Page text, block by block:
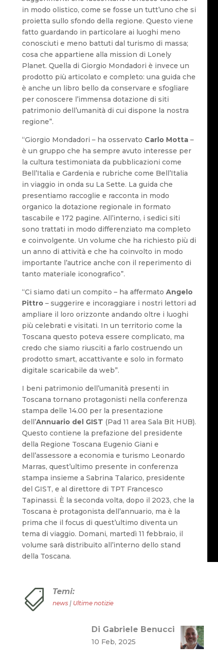
in modo olistico, come se fosse un tutt’uno che si
proietta sullo sfondo della regione. Questo viene
fatto guardando in particolare ai luoghi meno
conosciuti e meno battuti dal turismo di massa;
cosa che appartiene alla mission di Lonely
Planet. Quella di Giorgio Mondadori è invece un
prodotto più articolato e completo: una guida che
è anche un libro bello da conservare e sfogliare
per conoscere l’immensa dotazione di siti
patrimonio dell’umanità di cui dispone la nostra
regione”.
“Giorgio Mondadori – ha osservato Carlo Motta–
è un gruppo che ha sempre avuto interesse per
la cultura testimoniata da pubblicazioni come
Bell’Italia e Gardenia e rubriche come Bell’Italia
in viaggio in onda su La Sette. La guida che
presentiamo raccoglie e racconta in modo
organico la dotazione regionale in formato
tascabile e 172 pagine. All’interno, i sedici siti
sono trattati in modo differenziato ma completo
e coinvolgente. Un volume che ha richiesto più di
un anno di attività e che ha coinvolto in modo
importante l’autrice anche con il reperimento di
tanto materiale iconografico”.
“Ci siamo dati un compito – ha affermato Angelo
Pittro– suggerire e incoraggiare i nostri lettori ad
ampliare il loro orizzonte andando oltre i luoghi
più celebrati e visitati. In un territorio come la
Toscana questo poteva essere complicato, ma
credo che siamo riusciti a farlo costruendo un
prodotto smart, accattivante e solo in formato
digitale scaricabile da web”.
I beni patrimonio dell’umanità presenti in
Toscana tornano protagonisti nella conferenza
stampa delle 14.00 per la presentazione
dell’Annuario del GIST (Pad 11 area Sala Bit HUB).
Questo contiene la prefazione del presidente
della Regione Toscana Eugenio Giani e
dell’assessore a economia e turismo Leonardo
Marras, quest’ultimo presente in conferenza
stampa insieme a Sabrina Talarico, presidente
del GIST, e al direttore di TPT Francesco
Tapinassi. È la seconda volta, dopo il 2023, che la
Toscana è protagonista dell’annuario, ma è la
prima che il focus di quest’ultimo diventa un
tema di viaggio. Domani, martedì 11 febbraio, il
volume sarà distribuito all’interno dello stand
della Toscana.
 Temi:
news| Ultime notizie
Di Gabriele Benucci
10 Feb, 2025